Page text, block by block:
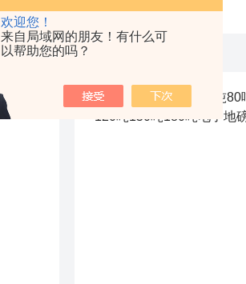
欢迎您！
来自局域网的朋友！有什么可
以帮助您的吗？